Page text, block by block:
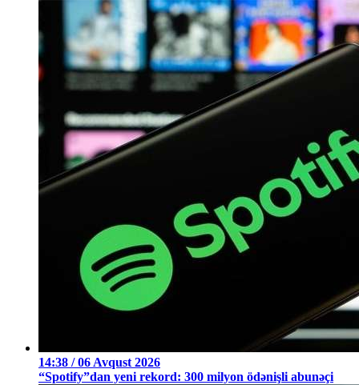
14:38 / 06 Avqust 2026
“Spotify”dan yeni rekord: 300 milyon ödənişli abunəçi